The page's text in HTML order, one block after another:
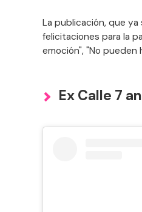
La publicación, que ya
felicitaciones para la
emoción", "No pueden
Ex Calle 7